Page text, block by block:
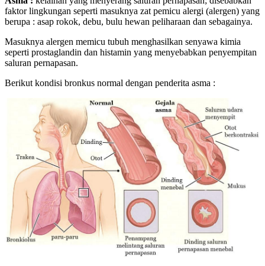
faktor lingkungan seperti masuknya zat pemicu alergi (alergen) yang
berupa : asap rokok, debu, bulu hewan peliharaan dan sebagainya.
Masuknya alergen memicu tubuh menghasilkan senyawa kimia
seperti prostaglandin dan histamin yang menyebabkan penyempitan
saluran pernapasan.
Berikut kondisi bronkus normal dengan penderita asma :